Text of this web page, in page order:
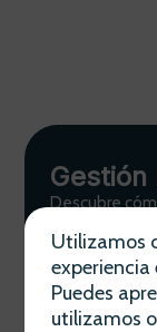
Gestión
Descubre
estratégica
futuras.
Utilizamos
experiencia
Puedes
utilizamos